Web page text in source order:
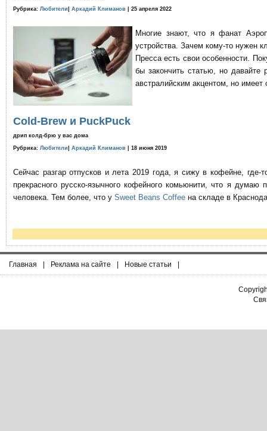
Рубрика: Любители Аркадий Климанов | 25 апреля 2022
Многие знают, что я фанат
устройства. Зачем кому-то нужен
Пресса есть свои особенности.
бы закончить статью, но давайте
австралийским акцентом, но имеет
Cold-Brew и PuckPuck
дрип колд-брю у вас дома
Рубрика: Любители Аркадий Климанов | 18 июня 2019
Сейчас разгар отпусков и лета 2019 года, я сижу в кофейне,
прекрасного русско-язычного кофейного комьюнити, что я
человека. Тем более, что у Sweet Beans Coffee на складе в
Главная | Реклама на сайте | Новые статьи |